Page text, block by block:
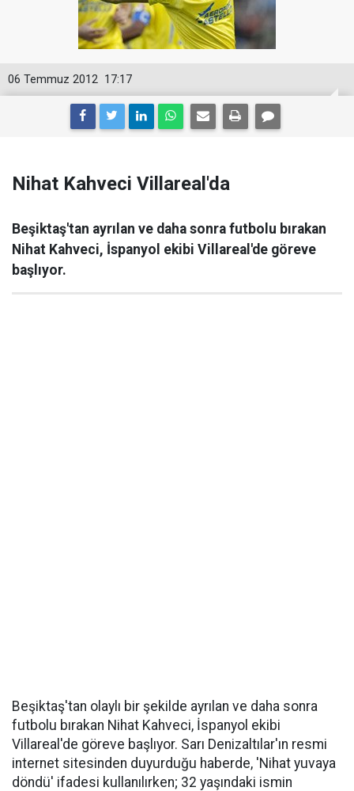
17:17
06 Temmuz 2012
Nihat Kahveci Villareal'da
Beşiktaş'tan ayrılan ve daha sonra futbolu bırakan
Nihat Kahveci, İspanyol ekibi Villareal'de göreve
başlıyor.
Beşiktaş'tan olaylı bir şekilde ayrılan ve daha sonra
futbolu bırakan Nihat Kahveci, İspanyol ekibi
Villareal'de göreve başlıyor. Sarı Denizaltılar'ın resmi
internet sitesinden duyurduğu haberde, 'Nihat yuvaya
döndü' ifadesi kullanılırken; 32 yaşındaki ismin